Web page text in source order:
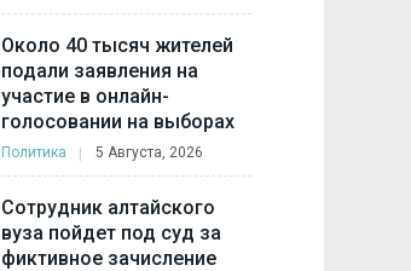
Около 40 тысяч жителей
подали заявления на
участие в онлайн-
голосовании на выборах
Политика 5 Августа, 2026
Сотрудник алтайского
вуза пойдет под суд за
фиктивное зачисление